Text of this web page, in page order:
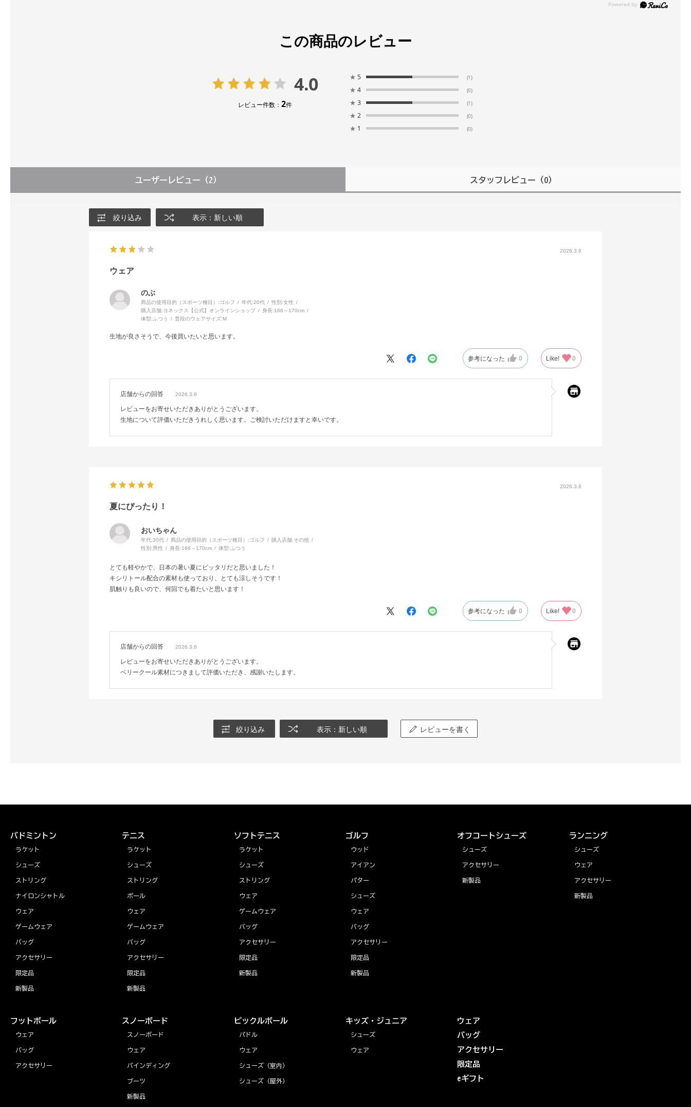
この商品のレビュー
4.0
レビュー件数： 2件
★ 5 (1)
★ 4 (0)
★ 3 (1)
★ 2 (0)
★ 1 (0)
ユーザーレビュー （2） スタッフレビュー （0）
絞り込み 表示：新しい順
2026.3.6
ウェア
のぶ
商品の使用目的（スポーツ種目）:ゴルフ 年代:20代 性別:女性
購入店舗: ヨネックス【公式】オンラインショップ 身長:166～170cm
体型: ふつう 普段のウェアサイズ:M
生地が良さそうで、今後買いたいと思います。
参考になった 0 Like! 0
店舗からの回答 2026.3.6
レビューをお寄せいただきありがとうございます。
生地について評価いただきうれしく思います。ご検討いただけますと幸いです。
2026.3.6
夏にぴったり！
おいちゃん
年代:30代 商品の使用目的（スポーツ種目）:ゴルフ 購入店舗:その他
性別:男性 身長:166～170cm 体型: ふつう
とても軽やかで、日本の暑い夏にピッタリだと思いました！
キシリトール配合の素材も使っており、とても涼しそうです！
肌触りも良いので、何回でも着たいと思います！
参考になった 0 Like! 0
店舗からの回答 2026.3.6
レビューをお寄せいただきありがとうございます。
ベリークール素材につきまして評価いただき、感謝いたします。
絞り込み 表示：新しい順 レビューを書く
バドミントン
ラケット
シューズ
ストリング
ナイロンシャトル
ウェア
ゲームウェア
バッグ
アクセサリー
限定品
新製品
テニス
ラケット
シューズ
ストリング
ボール
ウェア
ゲームウェア
バッグ
アクセサリー
限定品
新製品
ソフトテニス
ラケット
シューズ
ストリング
ウェア
ゲームウェア
バッグ
アクセサリー
限定品
新製品
ゴルフ
ウッド
アイアン
パター
シューズ
ウェア
バッグ
アクセサリー
限定品
新製品
オフコートシューズ
シューズ
アクセサリー
新製品
ランニング
シューズ
ウェア
アクセサリー
新製品
フットボール
ウェア
バッグ
アクセサリー
スノーボード
スノーボード
ウェア
バインディング
ブーツ
新製品
ピックルボール
パドル
ウェア
シューズ（室内）
シューズ（屋外）
キッズ・ジュニア
シューズ
ウェア
ウェア
バッグ
アクセサリー
限定品
eギフト